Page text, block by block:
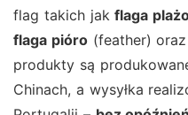
flag takich jakflaga
flaga pióro(feather)
produkty są
Chinach, a wysyłka